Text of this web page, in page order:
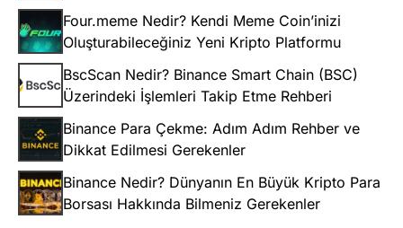
Four.meme Nedir? Kendi Meme Coin’inizi
Oluşturabileceğiniz Yeni Kripto Platformu
BscScan Nedir? Binance Smart Chain (BSC)
Üzerindeki İşlemleri Takip Etme Rehberi
Binance Para Çekme: Adım Adım Rehber ve
Dikkat Edilmesi Gerekenler
Binance Nedir? Dünyanın En Büyük Kripto Para
Borsası Hakkında Bilmeniz Gerekenler